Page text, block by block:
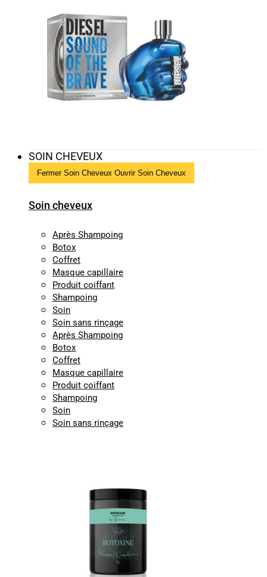
SOIN CHEVEUX
Fermer Soin Cheveux Ouvrir Soin Cheveux
Soin cheveux
Après Shampoing
Botox
Coffret
Masque capillaire
Produit coiffant
Shampoing
Soin
Soin sans rinçage
Après Shampoing
Botox
Coffret
Masque capillaire
Produit coiffant
Shampoing
Soin
Soin sans rinçage